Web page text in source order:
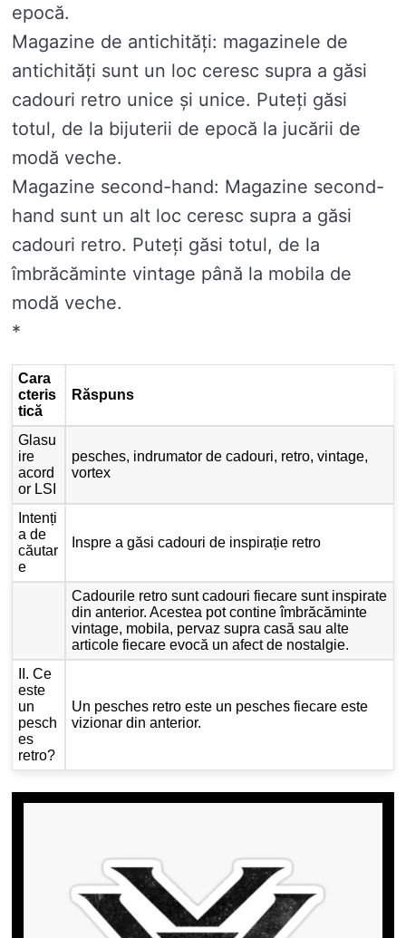
epocă.
Magazine de antichități: magazinele de
antichități sunt un loc ceresc supra a găsi
cadouri retro unice și unice. Puteți găsi
totul, de la bijuterii de epocă la jucării de
modă veche.
Magazine second-hand: Magazine second-
hand sunt un alt loc ceresc supra a găsi
cadouri retro. Puteți găsi totul, de la
îmbrăcăminte vintage până la mobila de
modă veche.
*
Cara
cteris
tică
Răspuns
Glasu
ire
acord
or LSI
pesches, indrumator de cadouri, retro, vintage,
vortex
Intenți
a de
căutar
e
Inspre a găsi cadouri de inspirație retro
Cadourile retro sunt cadouri fiecare sunt inspirate
din anterior. Acestea pot contine îmbrăcăminte
vintage, mobila, pervaz supra casă sau alte
articole fiecare evocă un afect de nostalgie.
II. Ce
este
un
pesch
es
retro?
Un pesches retro este un pesches fiecare este
vizionar din anterior.